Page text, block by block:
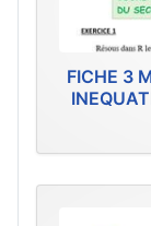
FICHE 3